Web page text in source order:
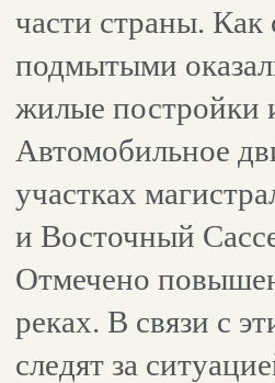
части страны.
подмытыми
жилые постройки
Автомобильное
участках
и Восточный
Отмечено
реках. В связи с
следят за